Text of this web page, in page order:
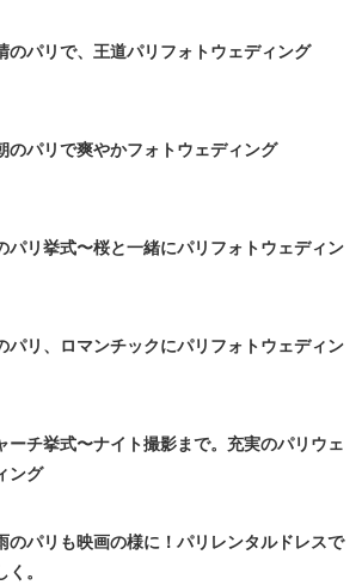
のパリで、王道パリフォトウェディング
のパリで爽やかフォトウェディング
パリ挙式〜桜と一緒にパリフォトウェディン
パリ、ロマンチックにパリフォトウェディン
ーチ挙式〜ナイト撮影まで。充実のパリウェ
ング
のパリも映画の様に！パリレンタルドレスで
く。